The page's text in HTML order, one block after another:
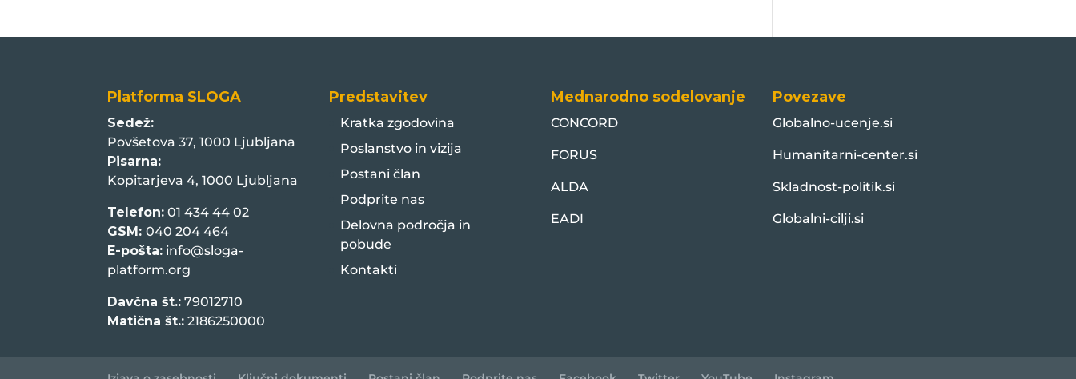
Platforma SLOGA
Sedež:
Povšetova 37, 1000 Ljubljana
Pisarna:
Kopitarjeva 4, 1000 Ljubljana
Telefon: 01 434 44 02
GSM:040 204 464
E-pošta: info@sloga-
platform.org
Davčna št.: 79012710
Matična št.: 2186250000
Predstavitev
Kratka zgodovina
Poslanstvo in vizija
Postani član
Podprite nas
Delovna področja in
pobude
Kontakti
Mednarodno sodelovanje
CONCORD
FORUS
ALDA
EADI
Povezave
Globalno-ucenje.si
Humanitarni-center.si
Skladnost-politik.si
Globalni-cilji.si